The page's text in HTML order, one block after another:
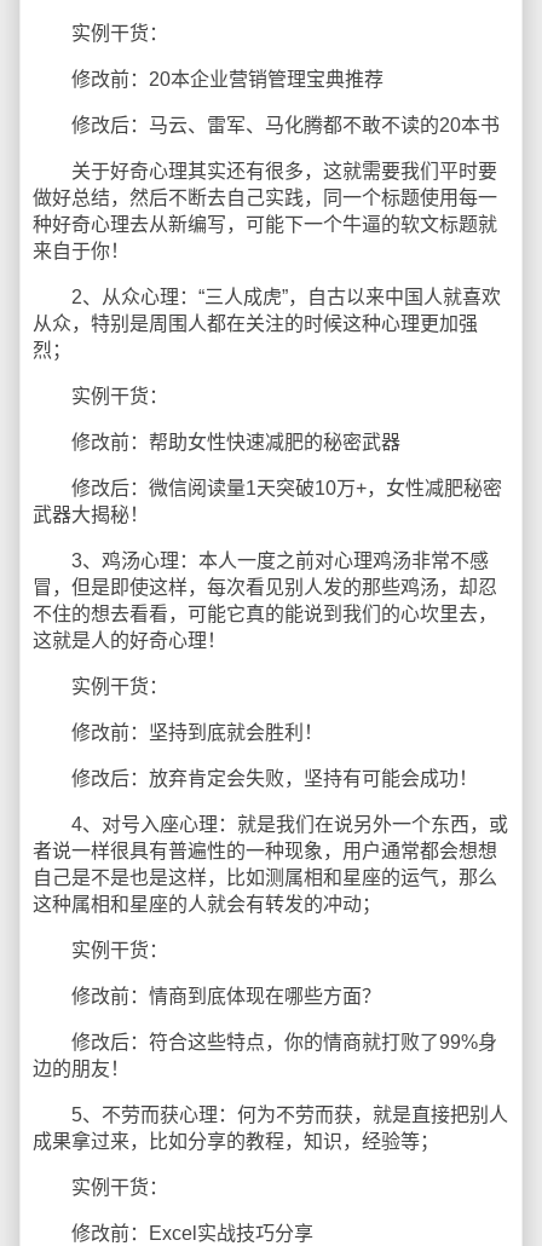
实例干货：
修改前：20本企业营销管理宝典推荐
修改后：马云、雷军、马化腾都不敢不读的20本书
关于好奇心理其实还有很多，这就需要我们平时要
做好总结，然后不断去自己实践，同一个标题使用每一
种好奇心理去从新编写，可能下一个牛逼的软文标题就
来自于你！
2、从众心理：“三人成虎”，自古以来中国人就喜欢
从众，特别是周围人都在关注的时候这种心理更加强
烈；
实例干货：
修改前：帮助女性快速减肥的秘密武器
修改后：微信阅读量1天突破10万+，女性减肥秘密
武器大揭秘！
3、鸡汤心理：本人一度之前对心理鸡汤非常不感
冒，但是即使这样，每次看见别人发的那些鸡汤，却忍
不住的想去看看，可能它真的能说到我们的心坎里去，
这就是人的好奇心理！
实例干货：
修改前：坚持到底就会胜利！
修改后：放弃肯定会失败，坚持有可能会成功！
4、对号入座心理：就是我们在说另外一个东西，或
者说一样很具有普遍性的一种现象，用户通常都会想想
自己是不是也是这样，比如测属相和星座的运气，那么
这种属相和星座的人就会有转发的冲动；
实例干货：
修改前：情商到底体现在哪些方面？
修改后：符合这些特点，你的情商就打败了99%身
边的朋友！
5、不劳而获心理：何为不劳而获，就是直接把别人
成果拿过来，比如分享的教程，知识，经验等；
实例干货：
修改前：Excel实战技巧分享